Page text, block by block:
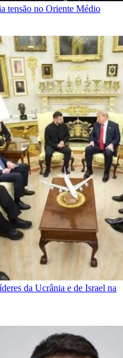
tensão no Oriente Médio
da Ucrânia e de Israel na